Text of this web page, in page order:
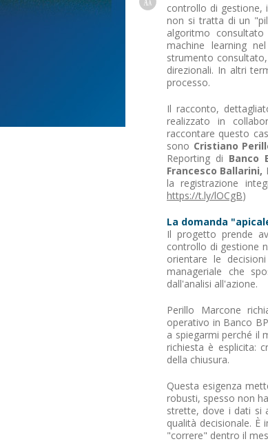
controllo di gestione,
non si tratta di un
algoritmo
machine learning
strumento
direzionali. In altri
processo.
Il racconto,
realizzato in
raccontare questo
sono Cristiano
Reporting di Banco
Francesco Ballarini,
la registrazione
https://t.ly/lOCgB)
La domanda
Il progetto prende
controllo di gestione
orientare le
manageriale che
dall'analisi all'azione.
Perillo Marcone
operativo in Banco
a spiegarmi perché il
richiesta è esplicita:
della chiusura.
Questa esigenza
robusti, spesso non
strette, dove i dati si
qualità decisionale.
"correre" dentro il